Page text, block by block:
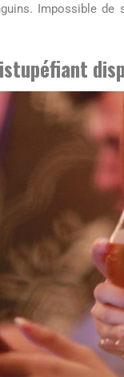
Impossible